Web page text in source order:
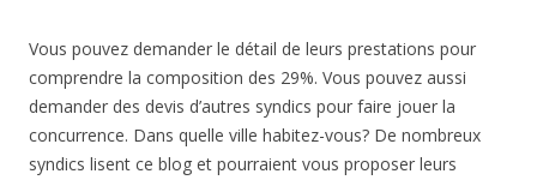
Vous pouvez demander le détail de leurs prestations pour
comprendre la composition des 29%. Vous pouvez aussi
demander des devis d’autres syndics pour faire jouer la
concurrence. Dans quelle ville habitez-vous? De nombreux
syndics lisent ce blog et pourraient vous proposer leurs